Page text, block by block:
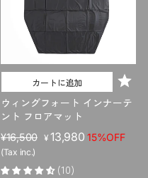
カートに追加
ウィングフォート インナーテ
ント フロアマット
販
売
価
¥16,500 セ
ル
¥ 13,98015%OFF
(Tax inc.)
(10)